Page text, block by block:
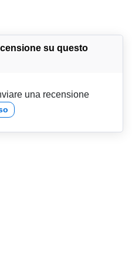
su questo
una recensione